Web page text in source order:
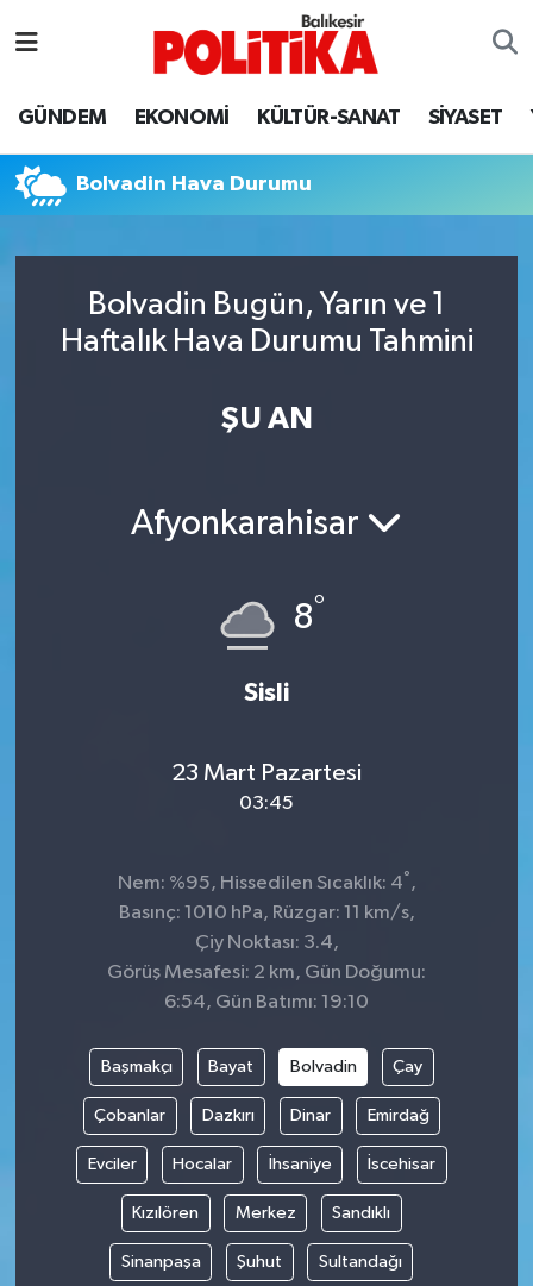
GÜNDEM EKONOMİ KÜLTÜR-SANAT SİYASET
Bolvadin Hava Durumu
Bolvadin Bugün, Yarın ve 1
Haftalık Hava Durumu Tahmini
ŞU AN
Afyonkarahisar
8°
Sisli
23 Mart Pazartesi
03:45
Nem: %95, Hissedilen Sıcaklık: 4° ,
Basınç: 1010 hPa, Rüzgar: 11 km/s,
Çiy Noktası: 3.4,
Görüş Mesafesi: 2 km, Gün Doğumu:
6:54, Gün Batımı: 19:10
Başmakçı Bayat Bolvadin Çay
Çobanlar Dazkırı Dinar Emirdağ
Evciler Hocalar İhsaniye İscehisar
Kızılören Merkez Sandıklı
Sinanpaşa Şuhut Sultandağı
Ayvalık
Balya
Bigadiç
Erdek
Havran
İvrindi
KENT GÜNDEMİ
Kepsut
Balıkesir Hava Durumu
Balıkesir Namaz Vakitleri
Süper Lig Puan Durumu ve Fikstür
Haber Arşivi